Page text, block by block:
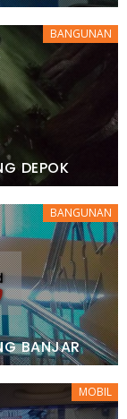
BANGUNAN
DEPOK
BANGUNAN
BANJAR
MOBIL